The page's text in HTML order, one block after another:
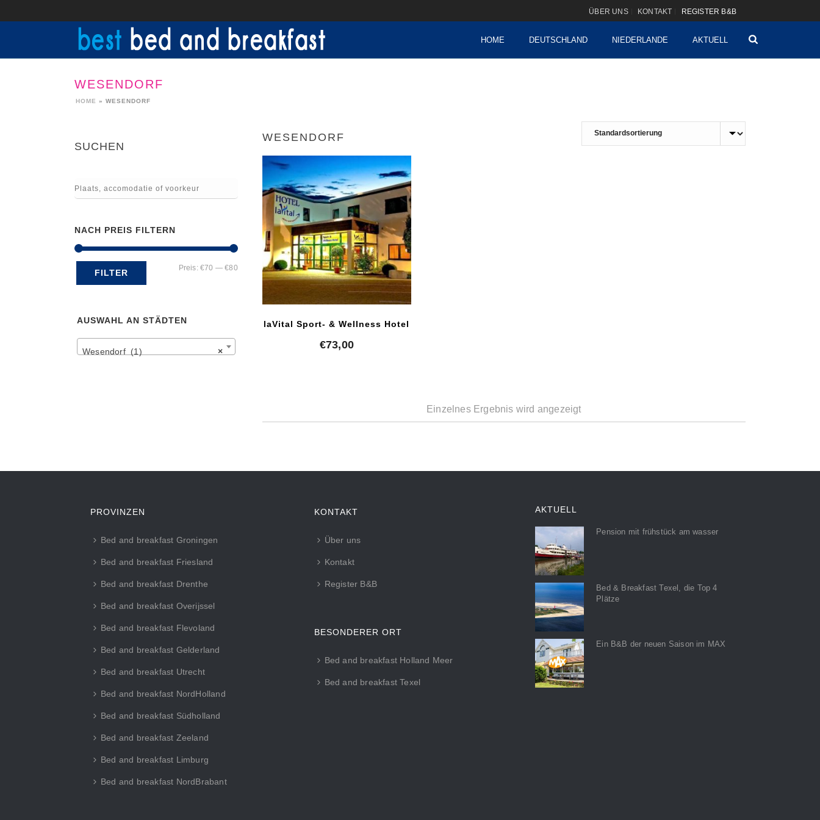
ÜBER UNS KONTAKT REGISTER B&B
HOME DEUTSCHLAND NIEDERLANDE AKTUELL
WESENDORF
HOME » WESENDORF
WESENDORF
laVital Sport- & Wellness Hotel
€73,00
Einzelnes Ergebnis wird angezeigt
SUCHEN
NACH PREIS FILTERN
Min.
Max.
FILTER Preis: €70 —€80
AUSWAHL AN STÄDTEN
×
Wesendorf (1)
PROVINZEN
Bed and breakfast Groningen
Bed and breakfast Friesland
Bed and breakfast Drenthe
Bed and breakfast Overijssel
Bed and breakfast Flevoland
Bed and breakfast Gelderland
Bed and breakfast Utrecht
Bed and breakfast NordHolland
Bed and breakfast Südholland
Bed and breakfast Zeeland
Bed and breakfast Limburg
Bed and breakfast NordBrabant
KONTAKT
Über uns
Kontakt
Register B&B
BESONDERER ORT
Bed and breakfast Holland Meer
Bed and breakfast Texel
AKTUELL
Pension mit frühstück am wasser
Bed & Breakfast Texel, die Top 4
Plätze
Ein B&B der neuen Saison im MAX